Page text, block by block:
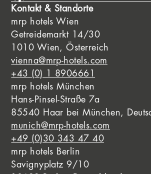
Kontakt & Standorte
mrp hotels Wien
Getreidemarkt 14/30
1010 Wien, Österreich
vienna@mrp-hotels.com
+43 (0) 1 8906661
mrp hotels München
Hans-Pinsel-Straße 7a
85540 Haar bei München,
munich@mrp-hotels.com
+49 (0)30 343 47 40
mrp hotels Berlin
Savignyplatz 9/10